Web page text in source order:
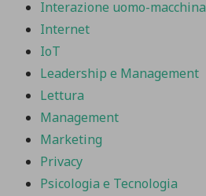
Interazione uomo-macchina
Internet
IoT
Leadership e Management
Lettura
Management
Marketing
Privacy
Psicologia e Tecnologia